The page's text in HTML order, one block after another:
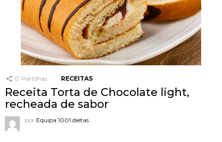
0 Partilhas RECEITAS
Receita Torta de Chocolate light,
recheada de sabor
por Equipa 1001 dietas